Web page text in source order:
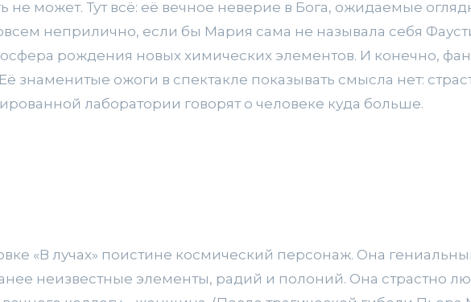
не может. Тут всё: её вечное неверие в Бога, ожидаемые
неприлично, если бы Мария сама не называла себя
рождения новых химических элементов. И конечно,
знаменитые ожоги в спектакле показывать смысла нет:
лаборатории говорят о человеке куда больше.
«В лучах» поистине космический персонаж. Она
неизвестные элементы, радий и полоний. Она страстно